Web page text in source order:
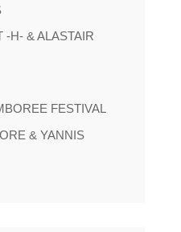
-H- & ALASTAIR
FESTIVAL
& YANNIS